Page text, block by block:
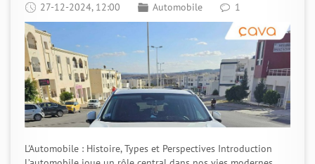
27-12-2024, 12:00 Automobile 1
L'Automobile : Histoire, Types et Perspectives Introduction